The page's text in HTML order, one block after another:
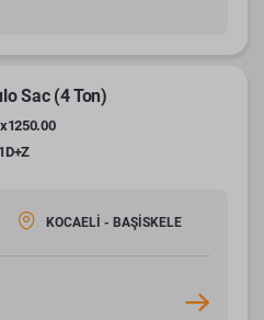
Sac (4 Ton)
KOCAELİ - BAŞİSKELE